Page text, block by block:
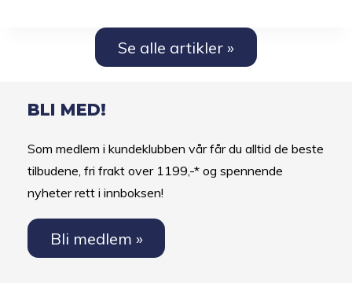
MEST
FRA
Se alle artikler »
BLI MED!
Som medlem i kundeklubben vår får du alltid de beste
tilbudene, fri frakt over 1199,-* og spennende
nyheter rett i innboksen!
Bli medlem »